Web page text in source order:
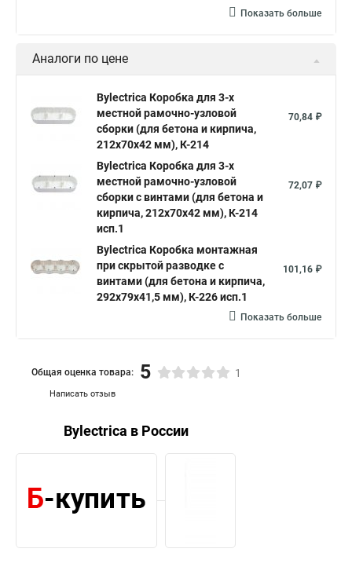
Показать больше
Аналоги по цене
Bylectrica Коробка для 3-х
местной рамочно-узловой
сборки (для бетона и кирпича,
212х70х42 мм), К-214
70,84 ₽
Bylectrica Коробка для 3-х
местной рамочно-узловой
сборки с винтами (для бетона и
кирпича, 212х70х42 мм), К-214
исп.1
72,07 ₽
Bylectrica Коробка монтажная
при скрытой разводке с
винтами (для бетона и кирпича,
292х79х41,5 мм), К-226 исп.1
101,16 ₽
Показать больше
Написать отзыв
Общая оценка товара: 5 1
Bylectrica в России